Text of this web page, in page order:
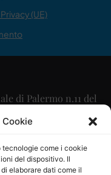
tecnologie come i cookie
del dispositivo. Il
elaborare dati come il
(UE)
di Palermo n.11 del
Scaglione